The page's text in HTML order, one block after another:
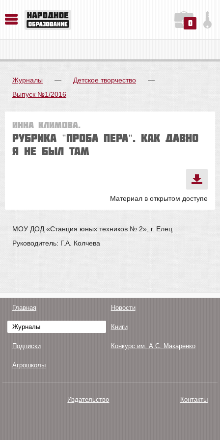
0
Журналы — Детское творчество
—
Выпуск №1/2016
Инна КЛИМОВА.
Рубрика "Проба пера". КАК ДАВНО
Я НЕ БЫЛ ТАМ
Материал в открытом доступе
МОУ ДОД «Станция юных техников № 2», г. Елец
Руководитель: Г.А. Колчева
Главная Новости
Журналы Книги
Подписки Конкурс им. А.С. Макаренко
Агрошколы
Издательство Контакты